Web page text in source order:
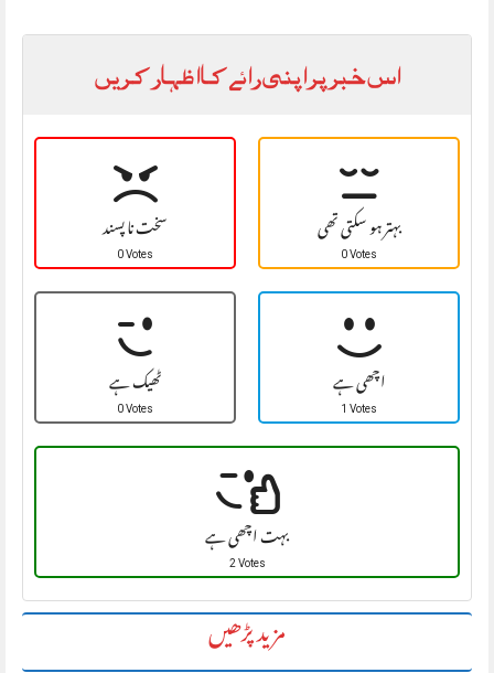
اس خبر پر اپنی رائے کا اظہار کریں
سخت نا پسند
0 Votes بہتر ہو سکتی تھی
0 Votes
ٹھیک ہے
0 Votes اچھی ہے
1 Votes
بہت اچھی ہے
2 Votes
مزید پڑھیں